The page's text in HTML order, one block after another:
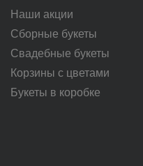
Наши акции
Сборные букеты
Свадебные букеты
Корзины с цветами
Букеты в коробке